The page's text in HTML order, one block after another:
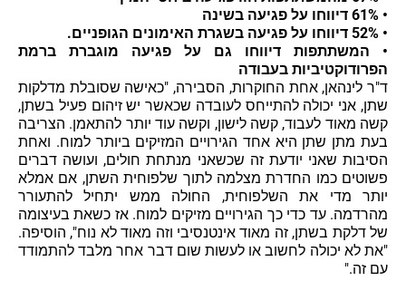
• המשתתפות דיווחו גם על פגיעה מוגברת ברמת
הפרודוקטיביות בעבודה
ד"ר לינהאן, אחת החוקרות, הסבירה, "כאישה שסובלת מדלקות
שתן, אני יכולה להתייחס לעובדה שכאשר יש זיהום פעיל בשתן,
קשה מאוד לעבוד, קשה לישון, וקשה עוד יותר להתאמן. הצריבה
בעת מתן שתן היא אחד הגירויים המזיקים ביותר למוח. ואחת
הסיבות שאני יודעת זה שכשאני מנתחת חולים, ועושה דברים
פשוטים כמו החדרת מצלמה לתוך שלפוחית השתן, אם אמלא
יותר מדי את השלפוחית, החולה ממש יתחיל להתעורר
מהרדמה. עד כדי כך הגירויים מזיקים למוח. אז כשאת בעיצומה
של דלקת בשתן, זה מאוד אינטנסיבי וזה מאוד לא נוח", הוסיפה.
"את לא יכולה לחשוב או לעשות שום דבר אחר מלבד להתמודד
עם זה."